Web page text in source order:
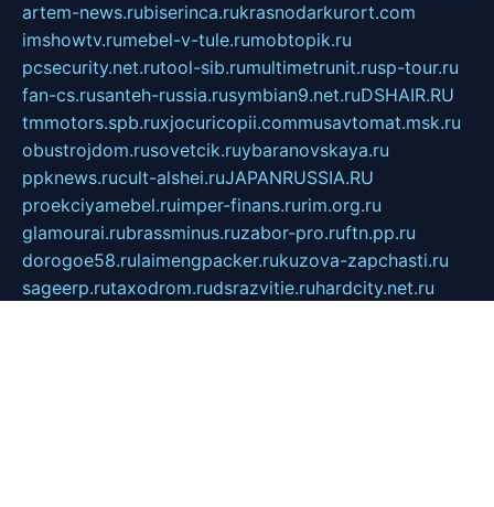
artem-news.rubiserinca.rukrasnodarkurort.com
imshowtv.rumebel-v-tule.rumobtopik.ru
pcsecurity.net.rutool-sib.rumultimetrunit.rusp-tour.ru
fan-cs.rusanteh-russia.rusymbian9.net.ruDSHAIR.RU
tmmotors.spb.ruxjocuricopii.commusavtomat.msk.ru
obustrojdom.rusovetcik.ruybaranovskaya.ru
ppknews.rucult-alshei.ruJAPANRUSSIA.RU
proekciyamebel.ruimper-finans.rurim.org.ru
glamourai.rubrassminus.ruzabor-pro.ruftn.pp.ru
dorogoe58.rulaimengpacker.rukuzova-zapchasti.ru
sageerp.rutaxodrom.rudsrazvitie.ruhardcity.net.ru